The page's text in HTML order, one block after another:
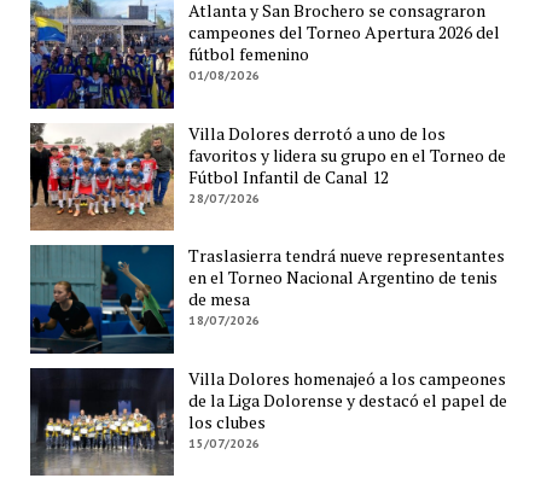
Atlanta y San Brochero se consagraron
campeones del Torneo Apertura 2026 del
fútbol femenino
01/08/2026
Villa Dolores derrotó a uno de los
favoritos y lidera su grupo en el Torneo de
Fútbol Infantil de Canal 12
28/07/2026
Traslasierra tendrá nueve representantes
en el Torneo Nacional Argentino de tenis
de mesa
18/07/2026
Villa Dolores homenajeó a los campeones
de la Liga Dolorense y destacó el papel de
los clubes
15/07/2026